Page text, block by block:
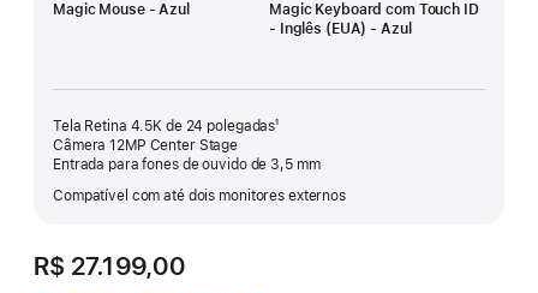
Magic Mouse - Azul
Magic Keyboard com Touch ID
- Inglês (EUA) - Azul
Tela Retina 4.5K de 24 polegadas¹
Câmera 12MP Center Stage
Entrada para fones de ouvido de 3,5 mm
Compatível com até dois monitores externos
R$ 27.199,00